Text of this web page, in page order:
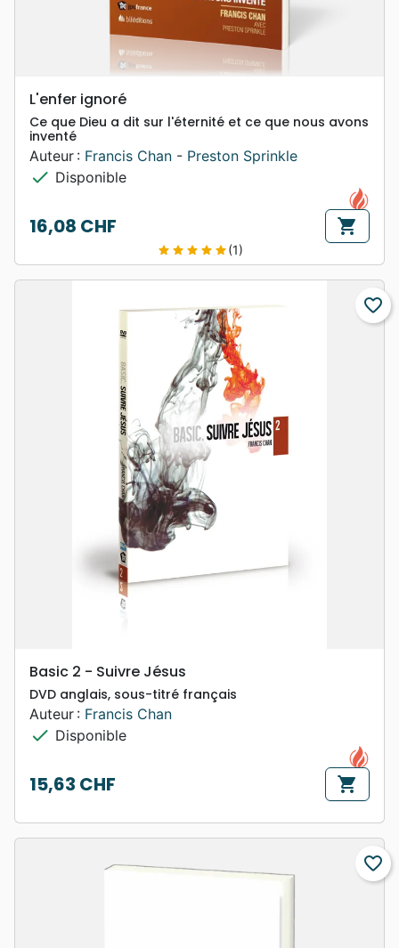
L'enfer ignoré
Ce que Dieu a dit sur l'éternité et ce que nous avons
inventé
Auteur : Francis Chan - Preston Sprinkle
check Disponible
Prix
16,08 CHF shopping_cart
star star star star star(1)
favorite_border
Basic 2 - Suivre Jésus
DVD anglais, sous-titré français
Auteur : Francis Chan
check Disponible
Prix
15,63 CHF shopping_cart
favorite_border